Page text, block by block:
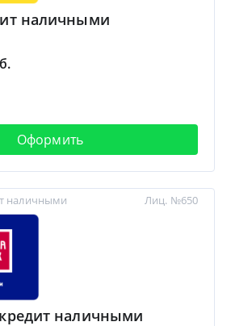
наличными
Оформить
наличными
наличными
Лиц. №650